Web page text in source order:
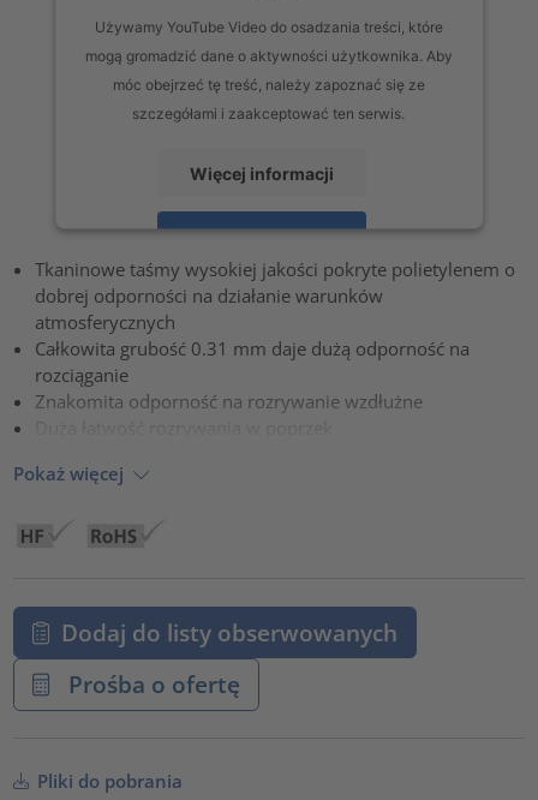
Używamy YouTube Video do osadzania treści, które
mogą gromadzić dane o aktywności użytkownika. Aby
móc obejrzeć tę treść, należy zapoznać się ze
szczegółami i zaakceptować ten serwis.
Więcej informacji
Zaakceptuj
powered byUsercentrics Consent Management Platform
Tkaninowe taśmy wysokiej jakości pokryte polietylenem o
dobrej odporności na działanie warunków
atmosferycznych
Całkowita grubość 0.31 mm daje dużą odporność na
rozciąganie
Znakomita odporność na rozrywanie wzdłużne
Pokaż więcej
Dodaj do listy obserwowanych
Prośba o ofertę
Pliki do pobrania